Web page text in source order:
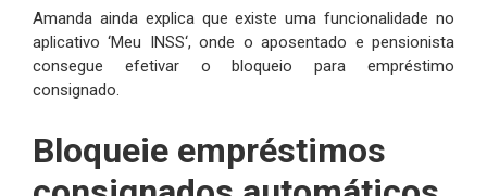
Amanda ainda explica que existe uma funcionalidade no
aplicativo ‘Meu INSS‘, onde o aposentado e pensionista
consegue efetivar o bloqueio para empréstimo
consignado.
Bloqueie empréstimos